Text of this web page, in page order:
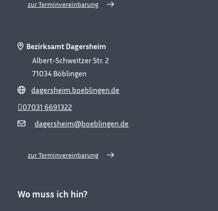
zur Terminvereinbarung
Bezirksamt Dagersheim
Albert-Schweitzer Str. 2
71034 Böblingen
dagersheim.boeblingen.de
dagersheim@boeblingen.de
07031 6691322
zur Terminvereinbarung
Wo muss ich hin?